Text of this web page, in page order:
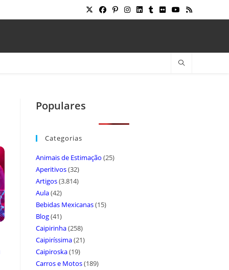
Populares
Categorias
Animais de Estimação (25)
Aperitivos(32)
Artigos(3.814)
Aula(42)
Bebidas Mexicanas(15)
Blog(41)
Caipirinha(258)
Caipiríssima(21)
Caipiroska(19)
Carros e Motos(189)